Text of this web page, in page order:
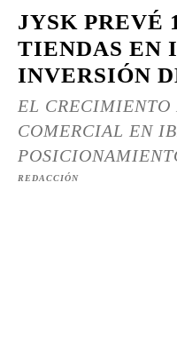
JYSK PREVÉ
TIENDAS EN
INVERSIÓN
EL CRECIMIENTO
COMERCIAL EN
REDACCIÓN